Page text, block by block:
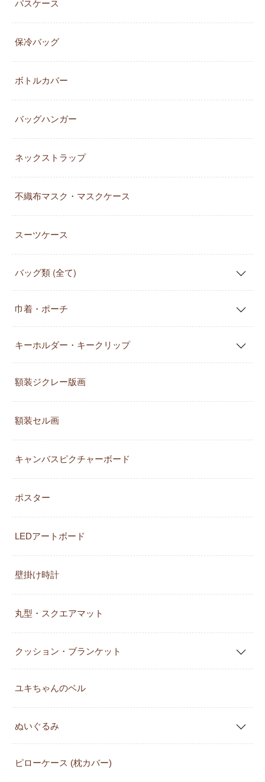
パスケース
保冷バッグ
ボトルカバー
バッグハンガー
ネックストラップ
不織布マスク・マスクケース
スーツケース
バッグ類 (全て)
巾着・ポーチ
キーホルダー・キークリップ
額装ジクレー版画
額装セル画
キャンバスピクチャーボード
ポスター
LEDアートボード
壁掛け時計
丸型・スクエアマット
クッション・ブランケット
ユキちゃんのベル
ぬいぐるみ
ピローケース (枕カバー)